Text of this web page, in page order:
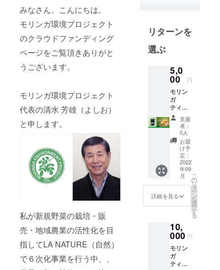
みなさん、こんにちは。
モリンガ環境プロジェクト
のクラウドファンディング
ページをご覧頂きありがと
うございます。
モリンガ環境プロジェクト
代表の清水 芳雄（よしお）
と申します。
私が新規野菜の栽培・販
売・地域農業の活性化を目
指してLA NATURE（自然）
で６次化事業を行う中、、
リターンを
選ぶ
5,0
00 円
モリン
ガ
ティー
１袋 +
御礼の
手紙
【モリ
ンガ
ティー
】 内容
量：モ
リンガ
茶
10g（2
g×5パッ
養成分
表示：
100グラ
ムあた
り／エ
ネル
支援
者：
0人
お届
け予
定：
2022
年09
月
詳細を見る
こ
の
リ
タ
ー
ン
を
選
択
す
る
10,
000 円
モリン
ガ
ティー2